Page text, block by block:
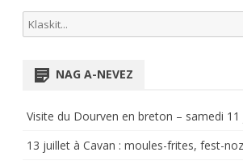
Search
for:
NAG A-NEVEZ
Visite du Dourven en breton – samedi
13 juillet à Cavan : moules-frites, fest-